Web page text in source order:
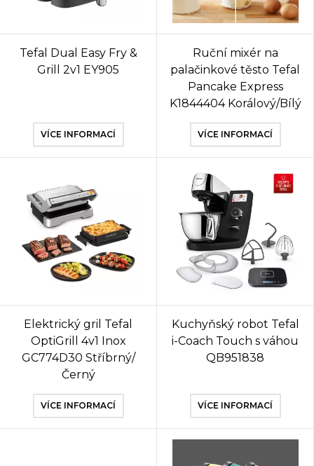
Tefal Dual Easy Fry &
Grill 2v1 EY905
VÍCE INFORMACÍ
Ruční mixér na
palačinkové těsto Tefal
Pancake Express
K1844404 Korálový/Bílý
VÍCE INFORMACÍ
Elektrický gril Tefal
OptiGrill 4v1 Inox
GC774D30 Stříbrný/
Černý
VÍCE INFORMACÍ
Kuchyňský robot Tefal
i-Coach Touch s váhou
QB951838
VÍCE INFORMACÍ